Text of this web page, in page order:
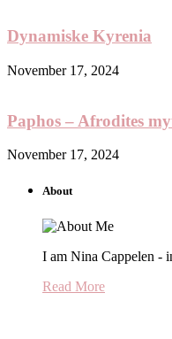
Dynamiske Kyrenia
November 17, 2024
Paphos – Afrodites
November 17, 2024
About
I am Nina Cappelen -
Read More